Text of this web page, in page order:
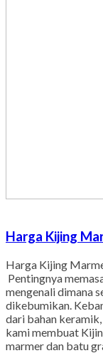
Harga Kijing
Harga Kijing
Pentingnya
mengenali dimana
dikebumikan.
dari bahan
kami membuat
marmer dan batu